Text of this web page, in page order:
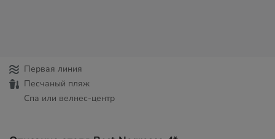
Первая линия
Песчаный пляж
Спа или велнес-центр